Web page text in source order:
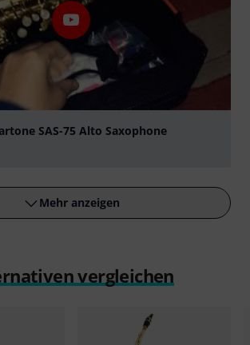
SAS-75 Alto Saxophone
Mehr anzeigen
vergleichen